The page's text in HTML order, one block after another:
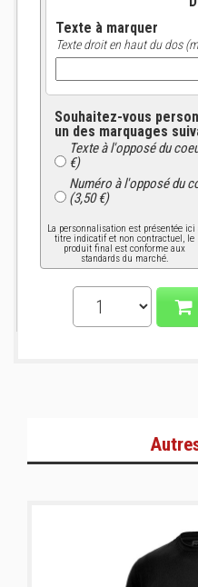
Texte à marquer
Texte droit en haut du dos
Souhaitez-vous
un des marquages
Texte à l'opposé du
€)
Numéro à l'opposé du
(3,50 €)
La personnalisation est présentée ici
titre indicatif et non contractuel, le
produit final est conforme aux
standards du marché.